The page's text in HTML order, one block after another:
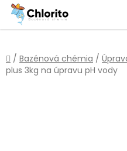
Prejsť
obsah
Domov
/ Bazénová chémia /
plus 3kg na úpravu pH vody